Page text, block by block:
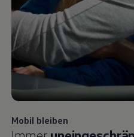
Mobil bleiben